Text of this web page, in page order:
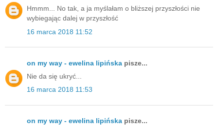
Hmmm... No tak, a ja myślałam o bliższej przyszłości nie
wybiegając dalej w przyszłość
16 marca 2018 11:52
on my way - ewelina lipińska pisze...
Nie da się ukryć...
16 marca 2018 11:53
on my way - ewelina lipińska pisze...